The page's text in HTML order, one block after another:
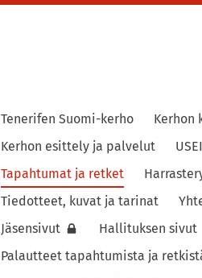
Tenerifen Suomi-kerho Kerhon
Kerhon esittely ja palvelut
Tapahtumat ja retket
Tiedotteet, kuvat ja tarinat
Jäsensivut
Hallituksen sivut
Palautteet tapahtumista ja